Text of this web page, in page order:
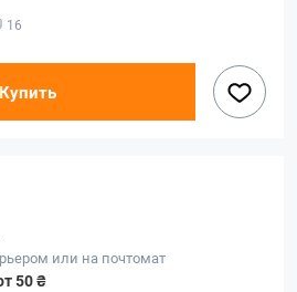
16
Купить
или на почтомат
50 ₴